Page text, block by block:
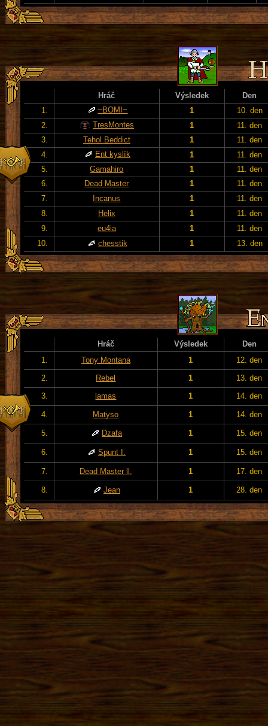
Hráč Výsledek
Den
1.
~BOMI~ 1
10. den
2.
TresMontes 1
11. den
3.
Tehol Beddict 1
11. den
4.
Ent kyslík 1
11. den
5.
Gamahiro 1
11. den
6.
Dead Master 1
11. den
7.
Incanus 1
11. den
8.
Helix 1
11. den
9.
eu4ia 1
11. den
10.
chesstik 1 13. den
Hráč Výsledek
Den
1.
Tony Montana 1
12. den
2.
Rebel 1
13. den
3.
lamas 1 14. den
4. Matyso 1 14. den
5. Dzafa 1 15. den
6. Spunt I. 1 15. den
7. Dead Master ll. 1 17. den
8. Jean 1 28. den